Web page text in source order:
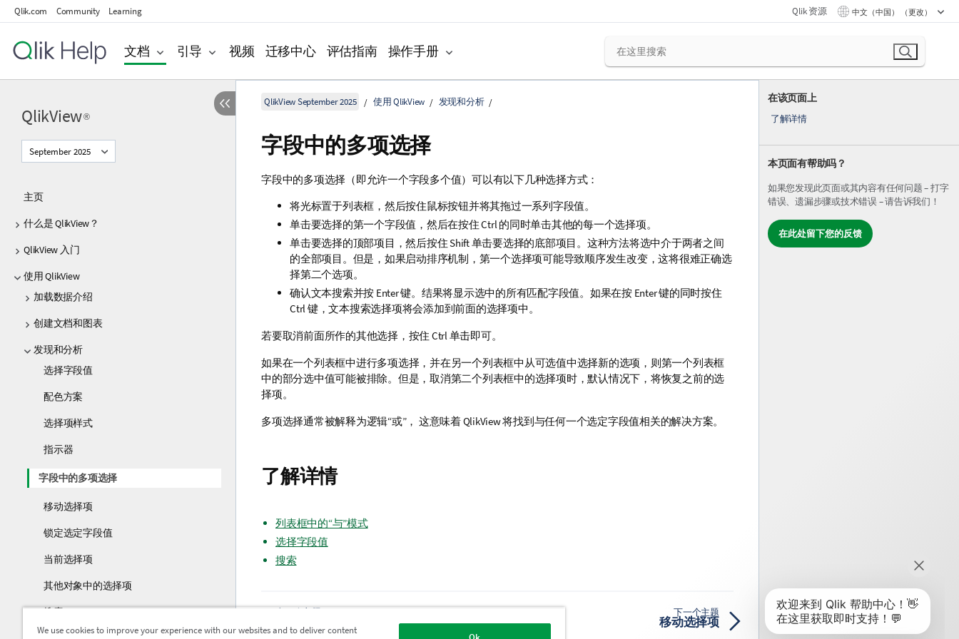
Qlik.com Community Learning Qlik 资源 中文（中国） （更改）
文档 引导 视频 迁移中心 评估指南 操作手册
QlikView®
September 2025
主页
什么是 QlikView？
QlikView 入门
使用 QlikView
加载数据介绍
创建文档和图表
发现和分析
选择字段值
配色方案
选择项样式
指示器
字段中的多项选择
移动选择项
锁定选定字段值
当前选择项
其他对象中的选择项
搜索
在该页面上
了解详情
本页面有帮助吗？
如果您发现此页面或其内容有任何问题 – 打字
错误、遗漏步骤或技术错误 – 请告诉我们！
在此处留下您的反馈
QlikView September 2025 使用 QlikView 发现和分析
字段中的多项选择
字段中的多项选择（即允许一个字段多个值）可以有以下几种选择方式：
将光标置于列表框，然后按住鼠标按钮并将其拖过一系列字段值。
单击要选择的第一个字段值，然后在按住 Ctrl 的同时单击其他的每一个选择项。
单击要选择的顶部项目，然后按住 Shift 单击要选择的底部项目。这种方法将选中介于两者之间
的全部项目。但是，如果启动排序机制，第一个选择项可能导致顺序发生改变，这将很难正确选
择第二个选项。
确认文本搜索并按 Enter 键。结果将显示选中的所有匹配字段值。如果在按 Enter 键的同时按住
Ctrl 键，文本搜索选择项将会添加到前面的选择项中。
若要取消前面所作的其他选择，按住 Ctrl 单击即可。
如果在一个列表框中进行多项选择，并在另一个列表框中从可选值中选择新的选项，则第一个列表框
中的部分选中值可能被排除。但是，取消第二个列表框中的选择项时，默认情况下，将恢复之前的选
择项。
多项选择通常被解释为逻辑“或”， 这意味着 QlikView 将找到与任何一个选定字段值相关的解决方案。
了解详情
列表框中的“与”模式
选择字段值
搜索
上一个主题 下一个主题
移动选择项
We use cookies to improve your experience with our websites and to deliver content